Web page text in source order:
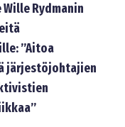
Rydmanin
”Aitoa
järjestöjohtajien